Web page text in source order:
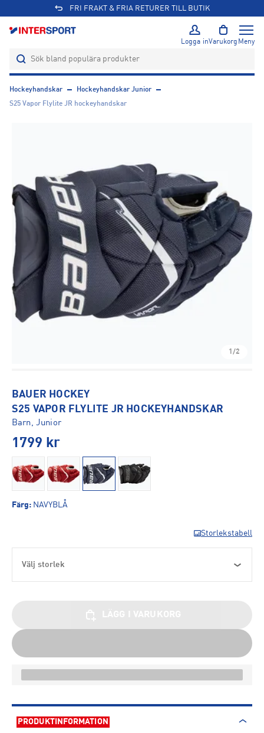
FRI FRAKT & FRIA RETURER TILL BUTIK
Logga inVarukorg Meny
Hockeyhandskar
Hockeyhandskar Junior
S25 Vapor Flylite JR hockeyhandskar
1/2
BAUER HOCKEY
S25 VAPOR FLYLITE JR HOCKEYHANDSKAR
Barn, Junior
1799 kr
Färg: NAVYBLÅ
Storlekstabell
Välj storlek
PRODUKTINFORMATION